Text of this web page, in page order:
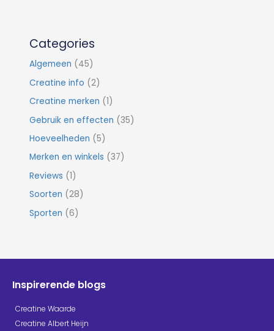
Categories
Algemeen (45)
Creatine info (2)
Creatine merken (1)
Gebruik en effecten (35)
Hoeveelheden (5)
Merken en winkels (37)
Reviews (1)
Soorten (28)
Sporten (6)
Inspirerende blogs
Creatine Waarde
Creatine Albert Heijn